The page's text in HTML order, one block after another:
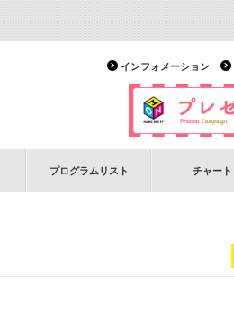
インフォメーション
プログラムリスト チャート